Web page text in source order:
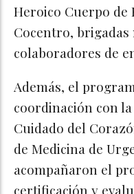
Heroico Cuerpo de
Cocentro,
colaboradores de
Además, el
coordinación con
Cuidado del
de Medicina de
acompañaron el
certificación y